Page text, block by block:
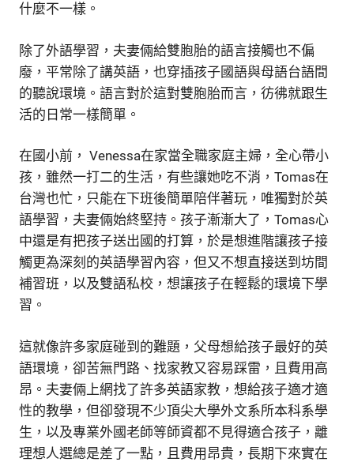
什麼不一樣。
除了外語學習，夫妻倆給雙胞胎的語言接觸也不偏
廢，平常除了講英語，也穿插孩子國語與母語台語間
的聽說環境。語言對於這對雙胞胎而言，彷彿就跟生
活的日常一樣簡單。
在國小前， Venessa在家當全職家庭主婦，全心帶小
孩，雖然一打二的生活，有些讓她吃不消，Tomas在
台灣也忙，只能在下班後簡單陪伴著玩，唯獨對於英
語學習，夫妻倆始終堅持。孩子漸漸大了，Tomas心
中還是有把孩子送出國的打算，於是想進階讓孩子接
觸更為深刻的英語學習內容，但又不想直接送到坊間
補習班，以及雙語私校，想讓孩子在輕鬆的環境下學
習。
這就像許多家庭碰到的難題，父母想給孩子最好的英
語環境，卻苦無門路、找家教又容易踩雷，且費用高
昂。夫妻倆上網找了許多英語家教，想給孩子適才適
性的教學，但卻發現不少頂尖大學外文系所本科系學
生，以及專業外國老師等師資都不見得適合孩子，離
理想人選總是差了一點，且費用昂貴，長期下來實在